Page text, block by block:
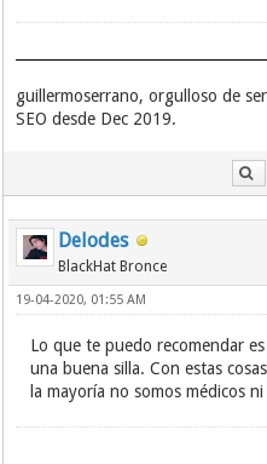
guillermoserrano, orgulloso de
SEO desde Dec 2019.
Delodes
BlackHat Bronce
19-04-2020, 01:55 AM
Lo que te puedo recomendar
una buena silla. Con estas
la mayoría no somos médicos